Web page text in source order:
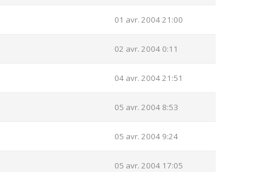
01 avr. 2004 21:00
02 avr. 2004 0:11
04 avr. 2004 21:51
05 avr. 2004 8:53
05 avr. 2004 9:24
05 avr. 2004 17:05